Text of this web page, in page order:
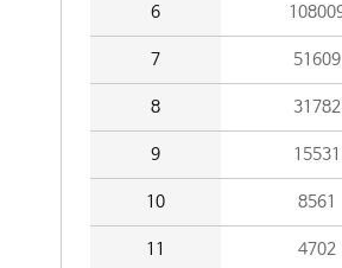
6
7 51609
8 31782
9 15531
10 8561
11 4702